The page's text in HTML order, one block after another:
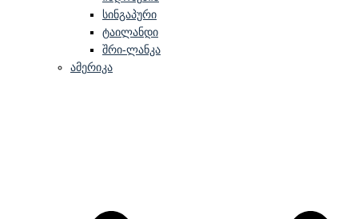
სინგაპური
ტაილანდი
შრი-ლანკა
ამერიკა